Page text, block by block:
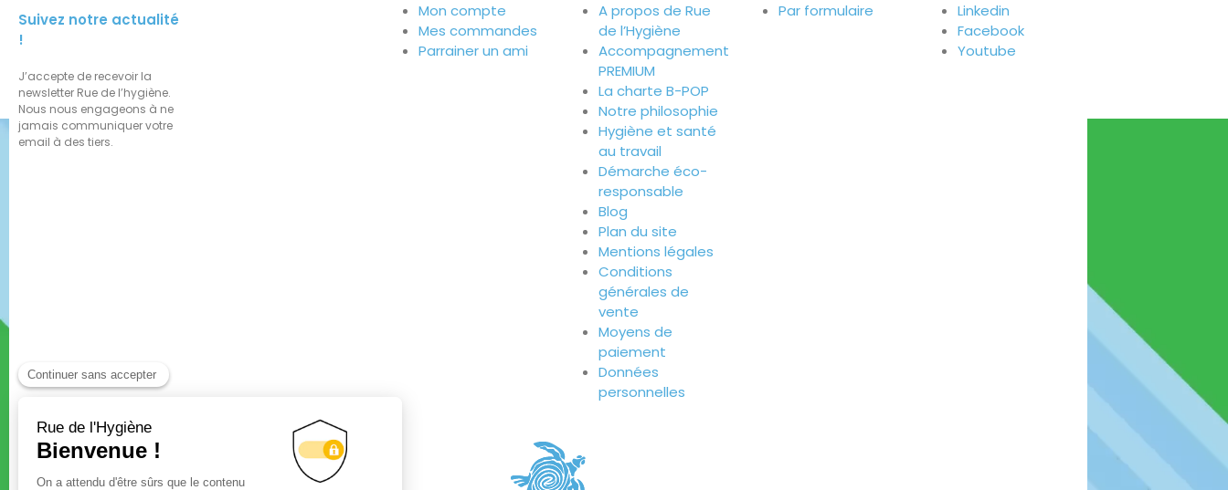
Suivez notre actualité
!
J’accepte de recevoir la
newsletter Rue de l’hygiène.
Nous nous engageons à ne
jamais communiquer votre
email à des tiers.
Mon compte
Mes commandes
Parrainer un ami
A propos de Rue
de l’Hygiène
Accompagnement
PREMIUM
La charte B-POP
Notre philosophie
Hygiène et santé
au travail
Démarche éco-
responsable
Blog
Plan du site
Mentions légales
Conditions
générales de
vente
Moyens de
paiement
Données
personnelles
Par formulaire
Linkedin
Facebook
Youtube